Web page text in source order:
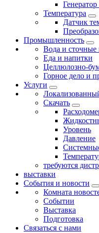
Температура
Датчик
Промышленность
Вода и сточные
Еда и напитки
Целлюлозно-
Горное дело и
Услуги
Скачать
Уровень
Давление
требуются
выставки
События и новости
Комната
Событии
Выставка
Подготовка
Связаться с нами